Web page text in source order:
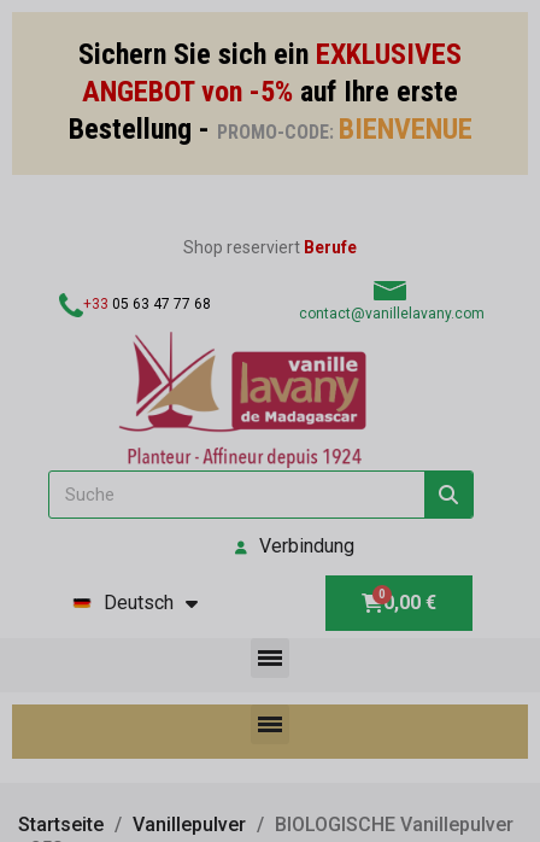
Sichern Sie sich ein EXKLUSIVES
ANGEBOT von -5% auf Ihre erste
Bestellung - PROMO-CODE: BIENVENUE
Shop reserviert Berufe
+33 05 63 47 77 68
contact@vanillelavany.com
Verbindung
Deutsch 0,00 €
Startseite Vanillepulver
BIOLOGISCHE Vanillepulver